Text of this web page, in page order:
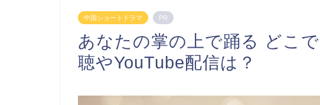
中国ショートドラマ PR
あなたの掌の上で踊る どこ
聴やYouTube配信は？